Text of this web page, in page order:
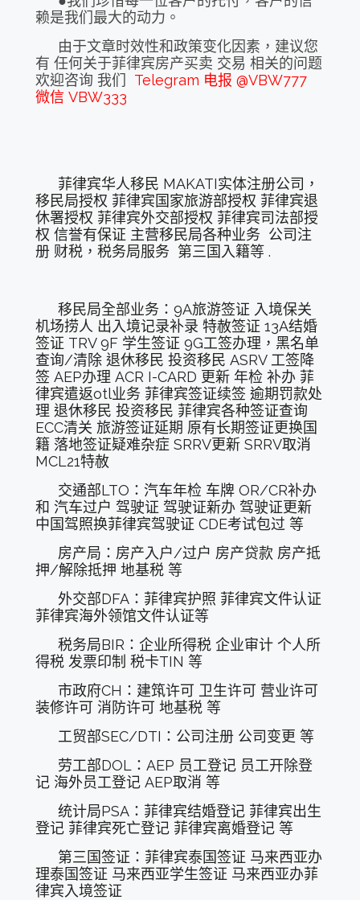
赖是我们最大的动力。
由于文章时效性和政策变化因素，建议您
有 任何关于菲律宾房产买卖 交易 相关的问题
欢迎咨询 我们
Telegram 电报 @VBW777
微信 VBW333
菲律宾华人移民 MAKATI实体注册公司，
移民局授权 菲律宾国家旅游部授权 菲律宾退
休署授权 菲律宾外交部授权 菲律宾司法部授
权 信誉有保证 主营移民局各种业务 公司注
册 财税，税务局服务 第三国入籍等 .
移民局全部业务：9A旅游签证 入境保关
机场捞人 出入境记录补录 特赦签证 13A结婚
签证 TRV 9F 学生签证 9G工签办理，黑名单
查询/清除 退休移民 投资移民 ASRV 工签降
签 AEP办理 ACR I-CARD 更新 年检 补办 菲
律宾遣返otl业务 菲律宾签证续签 逾期罚款处
理 退休移民 投资移民 菲律宾各种签证查询
ECC清关 旅游签证延期 原有长期签证更换国
籍 落地签证疑难杂症 SRRV更新 SRRV取消
MCL21特赦
交通部LTO：汽车年检 车牌 OR/CR补办
和 汽车过户 驾驶证 驾驶证新办 驾驶证更新
中国驾照换菲律宾驾驶证 CDE考试包过 等
房产局：房产入户/过户 房产贷款 房产抵
押/解除抵押 地基税 等
外交部DFA：菲律宾护照 菲律宾文件认证
菲律宾海外领馆文件认证等
税务局BIR：企业所得税 企业审计 个人所
得税 发票印制 税卡TIN 等
市政府CH：建筑许可 卫生许可 营业许可
装修许可 消防许可 地基税 等
工贸部SEC/DTI：公司注册 公司变更 等
劳工部DOL：AEP 员工登记 员工开除登
记 海外员工登记 AEP取消 等
统计局PSA：菲律宾结婚登记 菲律宾出生
登记 菲律宾死亡登记 菲律宾离婚登记 等
第三国签证：菲律宾泰国签证 马来西亚办
理泰国签证 马来西亚学生签证 马来西亚办菲
律宾入境签证